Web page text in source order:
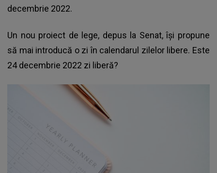
decembrie 2022.
Un nou proiect de lege, depus la Senat, își propune
să mai introducă o zi în calendarul zilelor libere. Este
24 decembrie 2022 zi liberă?